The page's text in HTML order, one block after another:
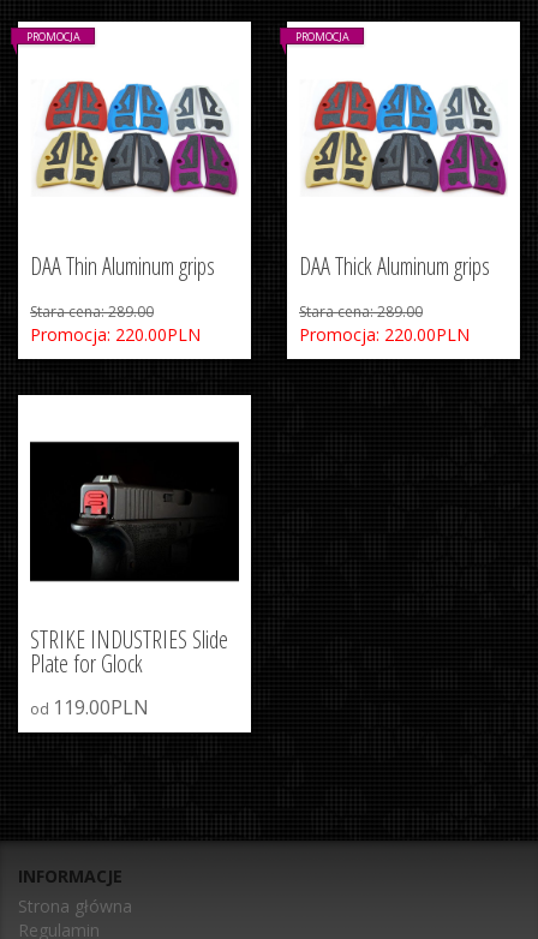
DAA Thin Aluminum grips
Stara cena: 289.00
Promocja: 220.00PLN
PROMOCJA
DAA Thick Aluminum grips
Stara cena: 289.00
Promocja: 220.00PLN
PROMOCJA
STRIKE INDUSTRIES Slide
Plate for Glock
od 119.00PLN
INFORMACJE
Strona główna
Regulamin